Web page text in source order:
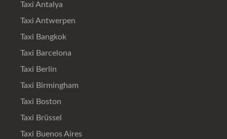
Taxi Antalya
Taxi Antwerpen
Taxi Bangkok
Taxi Barcelona
Taxi Berlin
Taxi Birmingham
Taxi Boston
Taxi Brüssel
Taxi Buenos Aires